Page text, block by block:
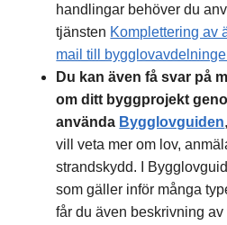
handlingar behöver du
tjänsten Komplettering av
mail till
Du kan även få svar på
om ditt byggprojekt
använda Bygglovguiden
vill veta mer om lov,
strandskydd. I
som gäller inför många
får du även beskrivning